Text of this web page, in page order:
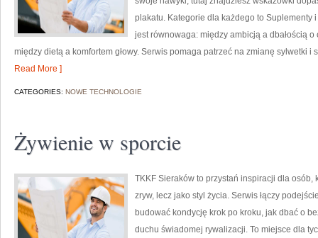
plakatu. Kategorie dla każdego to Suplementy
jest równowaga: między ambicją a dbałością
między dietą a komfortem głowy. Serwis pomaga patrzeć na zmianę sylwetki i
Read More ]
CATEGORIES: NOWE TECHNOLOGIE
Żywienie w sporcie
TKKF Sieraków to przystań inspiracji dla
zryw, lecz jako styl życia. Serwis łączy
budować kondycję krok po kroku, jak dbać o
duchu świadomej rywalizacji. To miejsce dla